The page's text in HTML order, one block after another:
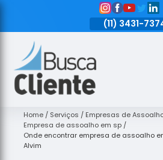
(11) 3431-
Assoalhos
de Madeira
Decks de
Madeira
Home Serviços
Empresas de
Empresa de assoalho em sp
Onde encontrar empresa de assoalho
Alvim